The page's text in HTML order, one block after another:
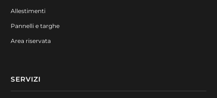
Allestimenti
Pannelli e targhe
Area riservata
SERVIZI